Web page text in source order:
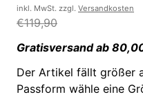
inkl. MwSt. zzgl. Versandkosten
€119,90
Gratisversand ab
Der Artikel fällt größer
Passform wähle eine